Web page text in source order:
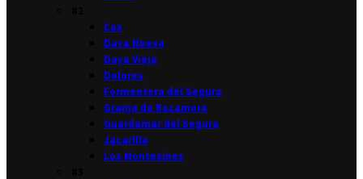
Cox
Daya Nueva
Daya Vieja
Dolores
Formentera del Segura
Granja de Rocamora
Guardamar del Segura
Jacarilla
Los Montesinos